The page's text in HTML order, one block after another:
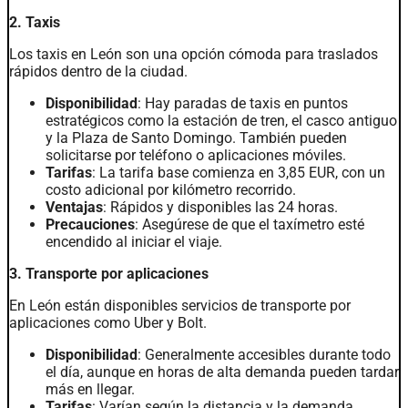
2. Taxis
Los taxis en León son una opción cómoda para traslados
rápidos dentro de la ciudad.
Disponibilidad: Hay paradas de taxis en puntos
estratégicos como la estación de tren, el casco antiguo
y la Plaza de Santo Domingo. También pueden
solicitarse por teléfono o aplicaciones móviles.
Tarifas: La tarifa base comienza en 3,85 EUR, con un
costo adicional por kilómetro recorrido.
Ventajas: Rápidos y disponibles las 24 horas.
Precauciones: Asegúrese de que el taxímetro esté
encendido al iniciar el viaje.
3. Transporte por aplicaciones
En León están disponibles servicios de transporte por
aplicaciones como Uber y Bolt.
Disponibilidad: Generalmente accesibles durante todo
el día, aunque en horas de alta demanda pueden tardar
más en llegar.